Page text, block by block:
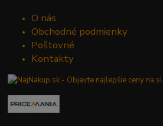
O nás
Obchodné podmienky
Poštovné
Kontakty